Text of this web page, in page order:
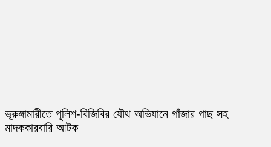
ভূরুঙ্গামারীতে পুলিশ-বিজিবির যৌথ অভিযানে গাঁজার গাছ সহ
মাদককারবারি আটক